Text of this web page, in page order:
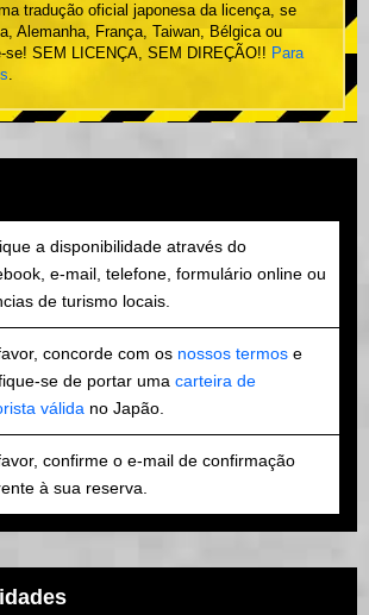
tradução oficial japonesa da licença, se
Alemanha, França, Taiwan, Bélgica ou
se! SEM LICENÇA, SEM DIREÇÃO!! Para
.
a disponibilidade através do
e-mail, telefone, formulário online ou
de turismo locais.
concorde com os nossos termos e
se de portar uma carteira de
válida no Japão.
confirme o e-mail de confirmação
à sua reserva.